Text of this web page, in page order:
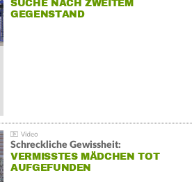
SUCHE NACH ZWEITEM
GEGENSTAND
Schreckliche Gewissheit:
VERMISSTES MÄDCHEN TOT
AUFGEFUNDEN